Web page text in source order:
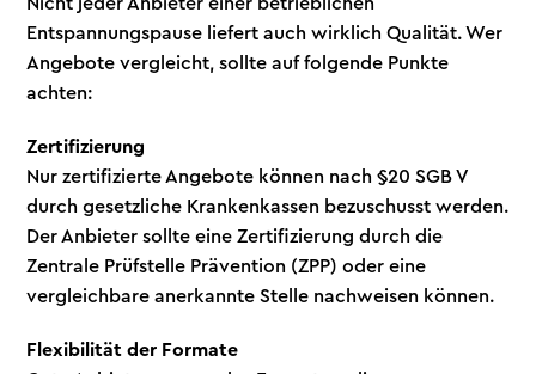
Entspannungspause liefert auch wirklich Qualität. Wer
Angebote vergleicht, sollte auf folgende Punkte
achten:
Zertifizierung
Nur zertifizierte Angebote können nach §20 SGB V
durch gesetzliche Krankenkassen bezuschusst werden.
Der Anbieter sollte eine Zertifizierung durch die
Zentrale Prüfstelle Prävention (ZPP) oder eine
vergleichbare anerkannte Stelle nachweisen können.
Flexibilität der Formate